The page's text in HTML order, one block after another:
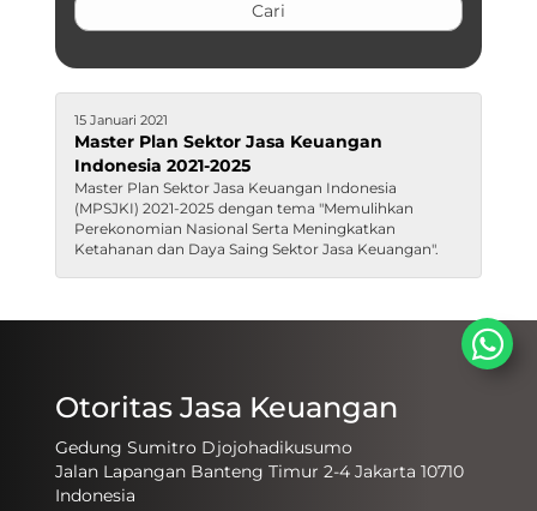
15 Januari 2021
Master Plan Sektor Jasa Keuangan
Indonesia 2021-2025
Master Plan Sektor Jasa Keuangan Indonesia
(MPSJKI) 2021-2025 dengan tema "Memulihkan
Perekonomian Nasional Serta Meningkatkan
Ketahanan dan Daya Saing Sektor Jasa Keuangan".
Otoritas Jasa Keuangan
Gedung Sumitro Djojohadikusumo
Jalan Lapangan Banteng Timur 2-4 Jakarta 10710
Indonesia